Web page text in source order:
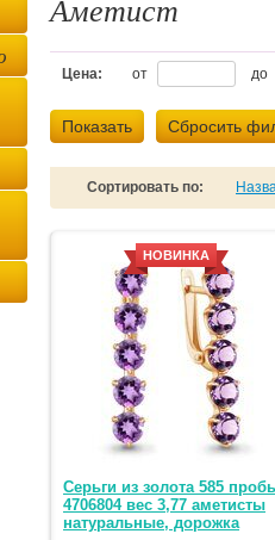
Аметист
Цена: от до
Показать Сбросить
Сортировать по:
НОВИНКА
Серьги из золота 585
4706804 вес 3,77 аметисты
натуральные, дорожка